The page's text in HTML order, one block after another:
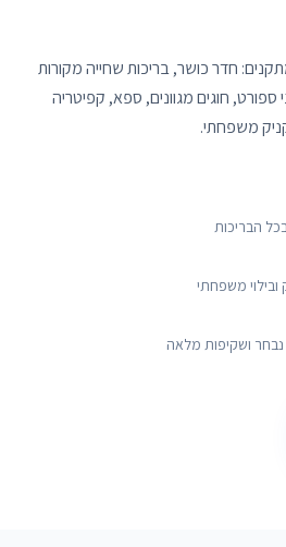
חדר כושר, בריכות שחייה מקורות
ספורט, חוגים מגוונים, ספא, קפיטריה
משפחתי.
הבריכות
ושקיפות מלאה